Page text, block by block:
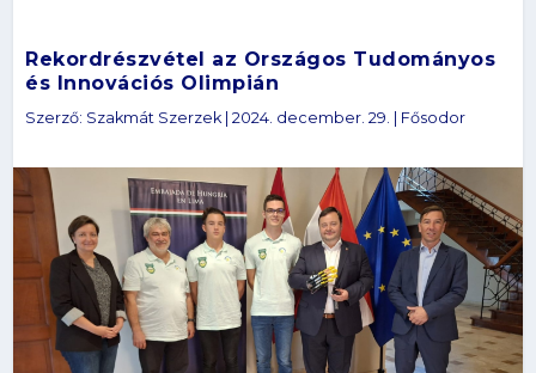
Rekordrészvétel az Országos Tudományos
és Innovációs Olimpián
Szerző: Szakmát Szerzek|2024. december. 29. Fősodor